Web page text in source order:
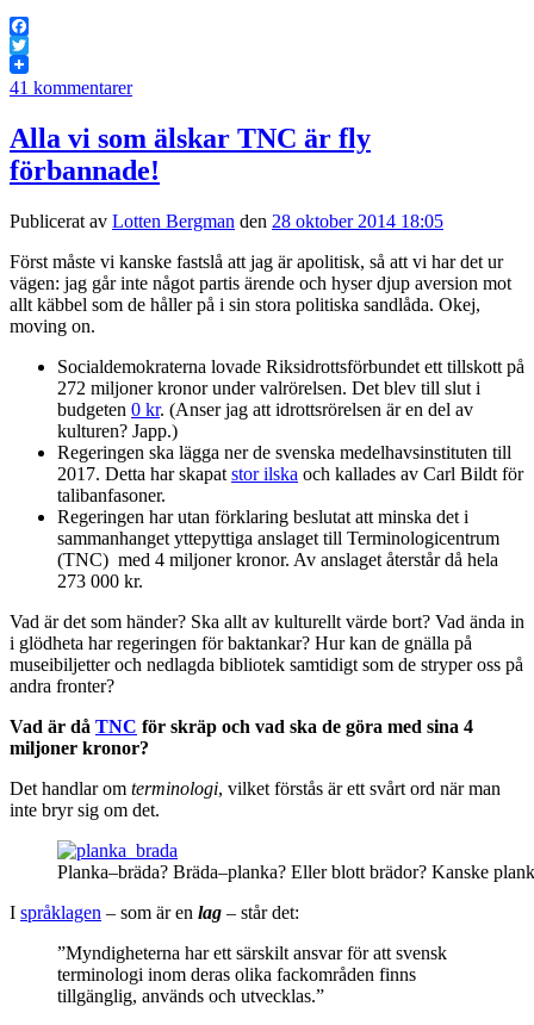
Facebook
Twitter
41 kommentarer
Alla vi som älskar TNC är fly
förbannade!
Publicerat av Lotten Bergman den 28 oktober 2014 18:05
Först måste vi kanske fastslå att jag är apolitisk, så att vi har det ur
vägen: jag går inte något partis ärende och hyser djup aversion mot
allt käbbel som de håller på i sin stora politiska sandlåda. Okej,
moving on.
Socialdemokraterna lovade Riksidrottsförbundet ett tillskott på
272 miljoner kronor under valrörelsen. Det blev till slut i
budgeten 0 kr. (Anser jag att idrottsrörelsen är en del av
kulturen? Japp.)
Regeringen ska lägga ner de svenska medelhavsinstituten till
2017. Detta har skapat stor ilska och kallades av Carl Bildt för
talibanfasoner.
Regeringen har utan förklaring beslutat att minska det i
sammanhanget yttepyttiga anslaget till Terminologicentrum
(TNC) med 4 miljoner kronor. Av anslaget återstår då hela
273 000 kr.
Vad är det som händer? Ska allt av kulturellt värde bort? Vad ända in
i glödheta har regeringen för baktankar? Hur kan de gnälla på
museibiljetter och nedlagda bibliotek samtidigt som de stryper oss på
andra fronter?
Vad är då TNC för skräp och vad ska de göra med sina 4
miljoner kronor?
Det handlar om terminologi, vilket förstås är ett svårt ord när man
inte bryr sig om det.
Planka–bräda? Bräda–planka? Eller blott brädor? Kanske
I språklagen – som är en lag – står det:
”Myndigheterna har ett särskilt ansvar för att svensk
terminologi inom deras olika fackområden finns
tillgänglig, används och utvecklas.”